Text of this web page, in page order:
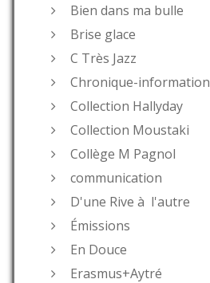
Bien dans ma bulle
Brise glace
C Très Jazz
Chronique-information
Collection Hallyday
Collection Moustaki
Collège M Pagnol
communication
D'une Rive à l'autre
Émissions
En Douce
Erasmus+Aytré